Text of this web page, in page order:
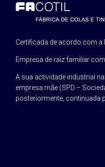
Certificada de acordo com a
Empresa de raiz familiar
A sua actividade industrial
empresa mãe (SPD –
posteriormente, continuada